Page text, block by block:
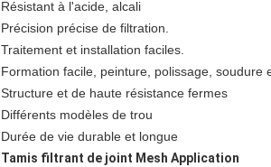
Résistant à l'acide, alcali
Précision précise de filtration.
Traitement et installation faciles.
Formation facile, peinture, polissage, soudure
Structure et de haute résistance fermes
Différents modèles de trou
Durée de vie durable et longue
Tamis filtrant de joint Mesh Application